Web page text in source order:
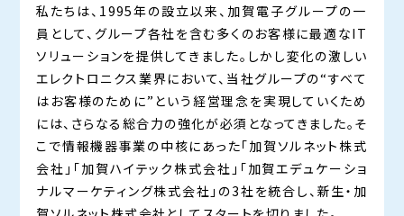
私たちは、1995年の設立以来、加賀電子グループの一
員として、グループ各社を含む多くのお客様に最適なIT
ソリューションを提供してきました。しかし変化の激しい
エレクトロニクス業界において、当社グループの“すべて
はお客様のために”という経営理念を実現していくため
には、さらなる総合力の強化が必須となってきました。そ
こで情報機器事業の中核にあった「加賀ソルネット株式
会社」「加賀ハイテック株式会社」「加賀エデュケーショ
ナルマーケティング株式会社」の3社を統合し、新生・加